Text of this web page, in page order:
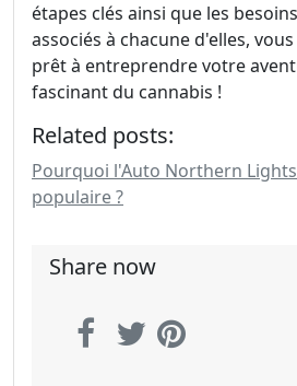
étapes clés ainsi que les
associés à chacune d'elles,
prêt à entreprendre votre
fascinant du cannabis !
Related posts:
Pourquoi l'Auto Northern
populaire ?
Share now